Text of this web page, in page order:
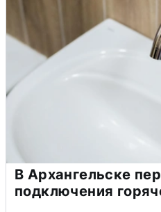
В Архангельске
подключения